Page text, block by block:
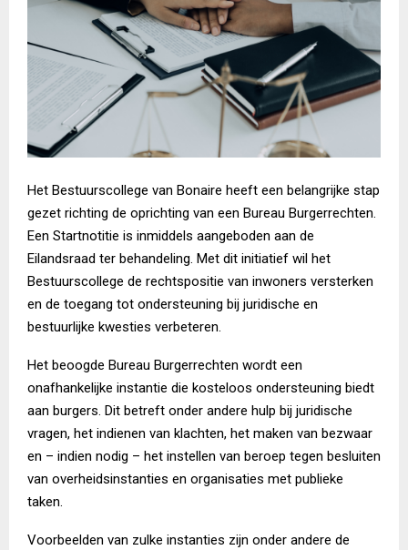
Het Bestuurscollege van Bonaire heeft een belangrijke stap
gezet richting de oprichting van een Bureau Burgerrechten.
Een Startnotitie is inmiddels aangeboden aan de
Eilandsraad ter behandeling. Met dit initiatief wil het
Bestuurscollege de rechtspositie van inwoners versterken
en de toegang tot ondersteuning bij juridische en
bestuurlijke kwesties verbeteren.
Het beoogde Bureau Burgerrechten wordt een
onafhankelijke instantie die kosteloos ondersteuning biedt
aan burgers. Dit betreft onder andere hulp bij juridische
vragen, het indienen van klachten, het maken van bezwaar
en – indien nodig – het instellen van beroep tegen besluiten
van overheidsinstanties en organisaties met publieke
taken.
Voorbeelden van zulke instanties zijn onder andere de